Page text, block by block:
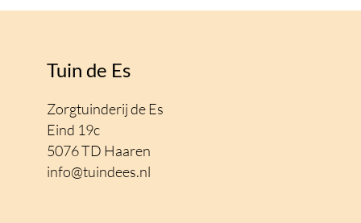
Tuin de Es
Zorgtuinderij de Es
Eind 19c
5076 TD Haaren
info@tuindees.nl